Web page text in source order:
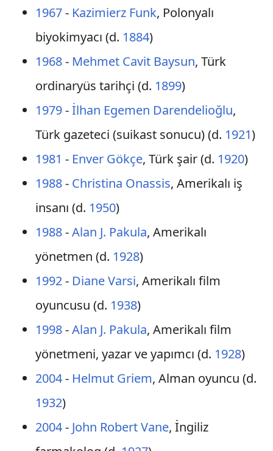
1967- Kazimierz Funk, Polonyalı
biyokimyacı (d. 1884)
1968- Mehmet Cavit Baysun, Türk
ordinaryüs tarihçi (d. 1899)
1979-İlhan Egemen Darendelioğlu,
Türk gazeteci (suikast sonucu) (d. 1921)
1981 - Enver Gökçe, Türk şair (d. 1920)
1988- Christina Onassis, Amerikalı iş
insanı (d. 1950)
1988-Alan J. Pakula, Amerikalı
yönetmen (d. 1928)
1992- Diane Varsi, Amerikalı film
oyuncusu (d. 1938)
1998-Alan J. Pakula, Amerikalı film
yönetmeni, yazar ve yapımcı (d. 1928)
2004- Helmut Griem, Alman oyuncu (d.
1932)
2004- John Robert Vane, İngiliz